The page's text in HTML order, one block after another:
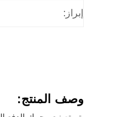
إبراز:
وصف المنتج: